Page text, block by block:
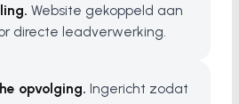
Website gekoppeld aan
directe leadverwerking.
opvolging. Ingericht zodat